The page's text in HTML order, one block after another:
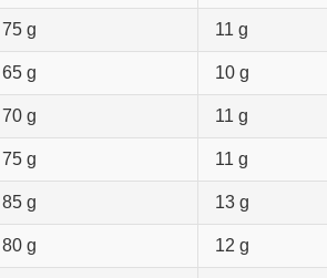
75 g 11 g
65 g 10 g
70 g 11 g
75 g 11 g
85 g 13 g
80 g 12 g